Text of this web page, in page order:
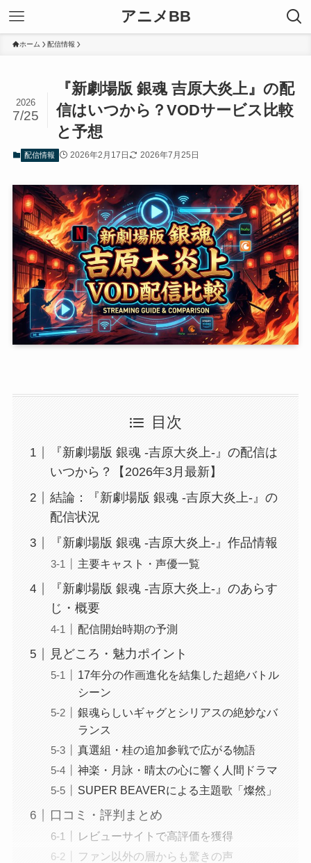
アニメBB
ホーム 配信情報
『新劇場版 銀魂 吉原大炎上』の配
信はいつから？VODサービス比較
と予想
2026
7/25
配信情報 2026年2月17日 2026年7月25日
目次
『新劇場版 銀魂 -吉原大炎上-』の配信は
いつから？【2026年3月最新】
結論：『新劇場版 銀魂 -吉原大炎上-』の
配信状況
『新劇場版 銀魂 -吉原大炎上-』作品情報
主要キャスト・声優一覧
『新劇場版 銀魂 -吉原大炎上-』のあらす
じ・概要
配信開始時期の予測
見どころ・魅力ポイント
17年分の作画進化を結集した超絶バトル
シーン
銀魂らしいギャグとシリアスの絶妙なバ
ランス
真選組・桂の追加参戦で広がる物語
神楽・月詠・晴太の心に響く人間ドラマ
SUPER BEAVERによる主題歌「燦然」
口コミ・評判まとめ
レビューサイトで高評価を獲得
ファン以外の層からも驚きの声